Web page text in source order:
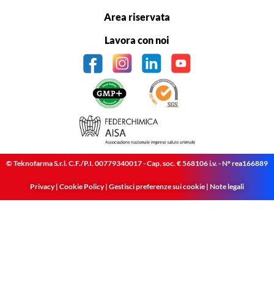
Area riservata
Lavora con noi
© Teknofarma S.r.l. C.F./P.I. 00779340017 - Cap. soc. € 568106 i.v. - N° rea166889
Privacy| Cookie Policy| Gestisci preferenze sui cookie | Note legali